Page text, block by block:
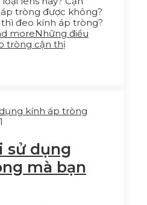
tròng được không?
đeo kính áp tròng?
moreNhững điều
tròng cận thị
sử dụng
mà bạn